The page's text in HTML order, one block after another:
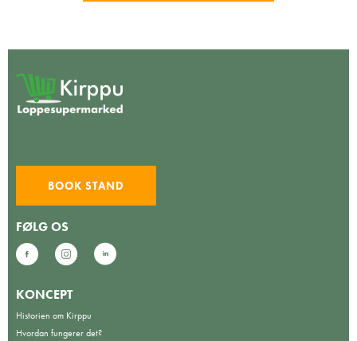
FØLG OS
KONCEPT
Historien om Kirppu
Hvordan fungerer det?
BOOK STAND